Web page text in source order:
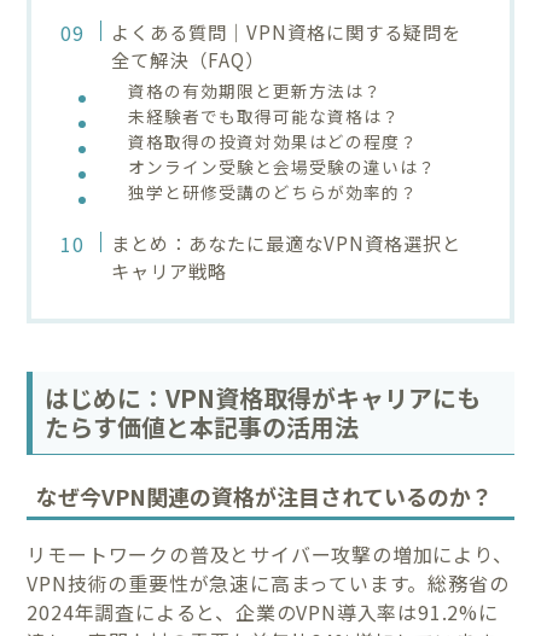
よくある質問｜VPN資格に関する疑問を
全て解決（FAQ）
資格の有効期限と更新方法は？
未経験者でも取得可能な資格は？
資格取得の投資対効果はどの程度？
オンライン受験と会場受験の違いは？
独学と研修受講のどちらが効率的？
まとめ：あなたに最適なVPN資格選択と
キャリア戦略
はじめに：VPN資格取得がキャリアにも
たらす価値と本記事の活用法
なぜ今VPN関連の資格が注目されているのか？
リモートワークの普及とサイバー攻撃の増加により、
VPN技術の重要性が急速に高まっています。総務省の
2024年調査によると、企業のVPN導入率は91.2%に